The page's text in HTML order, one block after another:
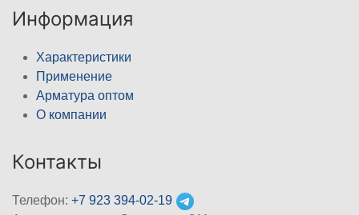
Информация
Характеристики
Применение
Арматура оптом
О компании
Контакты
Телефон: +7 923 394-02-19